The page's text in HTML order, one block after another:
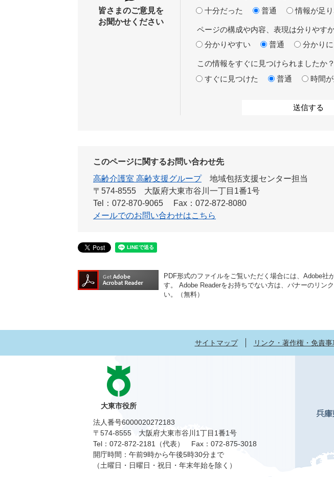
皆さまのご意見を
お聞かせください
十分だった
普通 情報が足
ページの構成や内容、表現は分りやす
分かりやすい
普通 分かり
この情報をすぐに見つけられましたか？
すぐに見つけた
普通 時間
このページに関するお問い合わせ先
高齢介護室 高齢支援グループ
地域包括支援センター担当
〒574-8555
大阪府大東市谷川一丁目1番1号
Tel：072-870-9065
Fax：072-872-8080
メールでのお問い合わせはこちら
PDF形式のファイルをご覧いただく場合には、Adobe社
す。
Adobe Readerをお持ちでない方は、バナーのリン
い。（無料）
サイトマップ リンク・著作権・免責事
大東市役所
法人番号6000020272183
〒574-8555 大阪府大東市谷川1丁目1番1号
Tel：072-872-2181（代表）
Fax：072-875-3018
開庁時間：午前9時から午後5時30分まで
（土曜日・日曜日・祝日・年末年始を除く）